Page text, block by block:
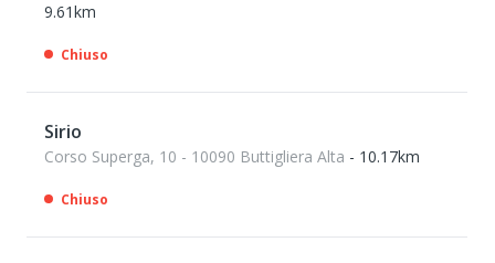
9.61km
Chiuso
Sirio
Corso Superga, 10 - 10090 Buttigliera Alta - 10.17km
Chiuso